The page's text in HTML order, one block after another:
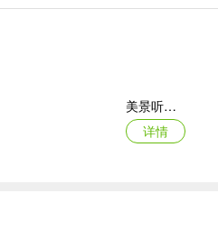
美景听听ios版
详情